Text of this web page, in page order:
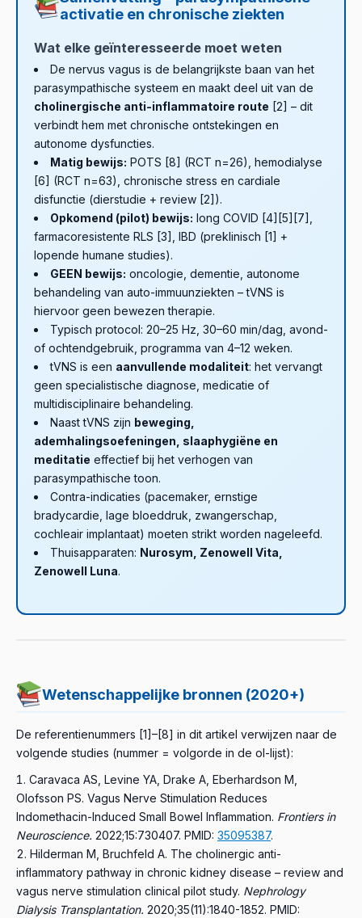
momenteel interdisciplinair (internist, neuroloog,
aanvullende poging.
systeem en neemt de effectiviteit van parasympathische
interferentierisico bij pacemakers, ICD’s of andere
artikel over elektrische behandeling en implantaten
activatie en chronische ziekten
Wat elke geïnteresseerde moet weten
De nervus vagus is de belangrijkste baan van het
parasympathische systeem en maakt deel uit van de
cholinergische anti-inflammatoire route [2] – dit
verbindt hem met chronische ontstekingen en
autonome dysfuncties.
Matig bewijs: POTS [8] (RCT n=26), hemodialyse
[6] (RCT n=63), chronische stress en cardiale
disfunctie (dierstudie + review [2]).
Opkomend (pilot) bewijs: long COVID [4][5][7],
farmacoresistente RLS [3], IBD (preklinisch [1] +
lopende humane studies).
GEEN bewijs: oncologie, dementie, autonome
behandeling van auto-immuunziekten – tVNS is
hiervoor geen bewezen therapie.
Typisch protocol: 20–25 Hz, 30–60 min/dag, avond-
of ochtendgebruik, programma van 4–12 weken.
tVNS is een aanvullende modaliteit: het vervangt
geen specialistische diagnose, medicatie of
multidisciplinaire behandeling.
Naast tVNS zijn beweging,
ademhalingsoefeningen, slaaphygiëne en
meditatie effectief bij het verhogen van
parasympathische toon.
Contra-indicaties (pacemaker, ernstige
bradycardie, lage bloeddruk, zwangerschap,
cochleair implantaat) moeten strikt worden nageleefd.
Thuisapparaten: Nurosym, Zenowell Vita,
Zenowell Luna.
Wetenschappelijke bronnen (2020+)
De referentienummers [1]–[8] in dit artikel verwijzen naar de
volgende studies (nummer = volgorde in de ol-lijst):
Caravaca AS, Levine YA, Drake A, Eberhardson M,
Olofsson PS. Vagus Nerve Stimulation Reduces
Indomethacin-Induced Small Bowel Inflammation. Frontiers in
Neuroscience. 2022;15:730407. PMID: 35095387.
Hilderman M, Bruchfeld A. The cholinergic anti-
inflammatory pathway in chronic kidney disease – review and
vagus nerve stimulation clinical pilot study. Nephrology
Dialysis Transplantation. 2020;35(11):1840-1852. PMID: